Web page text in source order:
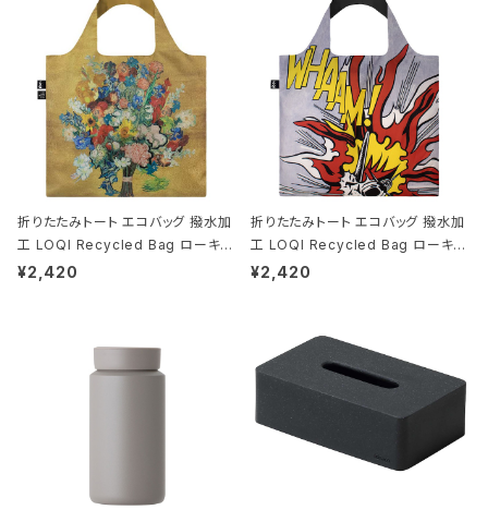
折りたたみトート エコバッグ 撥水加
工 LOQI Recycled Bag ローキー
大きめ トートバッグ 絵画 MUSEUM
¥2,420
折りたたみトート エコバッグ 撥水加
工 LOQI Recycled Bag ローキー
大きめ トートバッグ 絵画 MUSEUM
¥2,420